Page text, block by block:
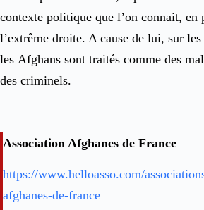
contexte politique que l’on connait, en
l’extrême droite. A cause de lui, sur
les Afghans sont traités comme des
des criminels.
Association Afghanes de France
https://www.helloasso.com/
afghanes-de-france